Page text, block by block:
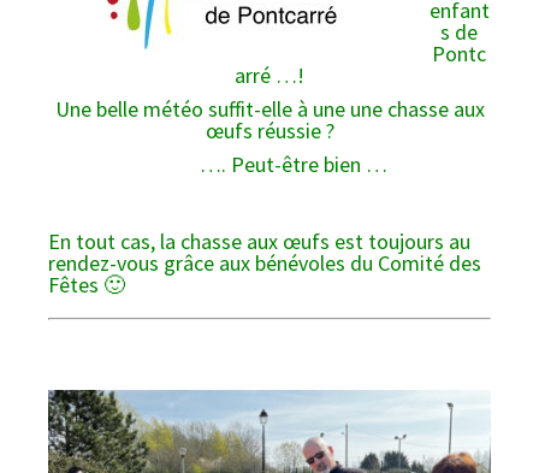
enfant
s de
Pontc
arré …!
Une belle météo suffit-elle à une une chasse aux
œufs réussie ?
…. Peut-être bien …
En tout cas, la chasse aux œufs est toujours au
rendez-vous grâce aux bénévoles du Comité des
Fêtes 🙂